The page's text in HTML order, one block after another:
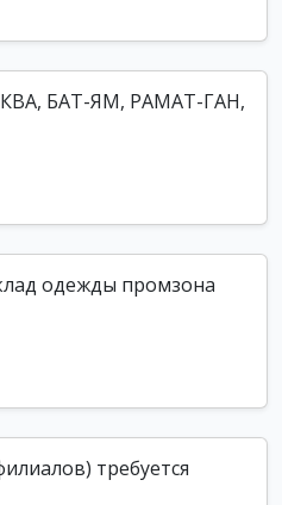
БАТ-ЯМ, РАМАТ-ГАН,
одежды промзона
требуется